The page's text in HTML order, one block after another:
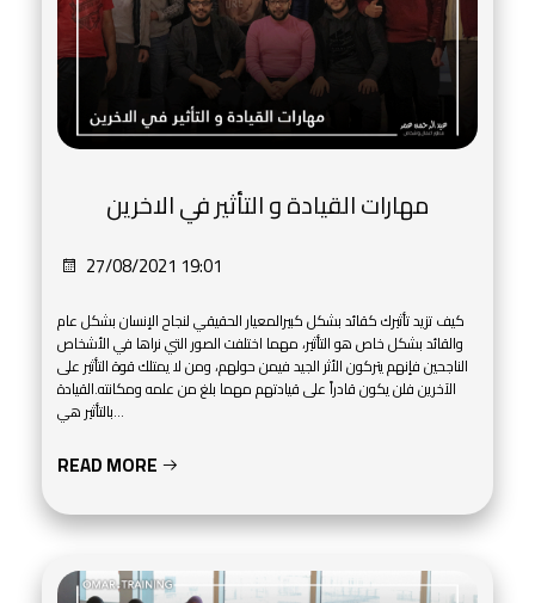
مهارات القيادة و التأثير في الاخرين
27/08/2021 19:01
كيف تزيد تأثيرك كقائد بشكل كبيرالمعيار الحقيقي لنجاح الإنسان بشكل عام
والقائد بشكل خاص هو التأثير، مهما اختلفت الصور التي نراها في الأشخاص
الناجحين فإنهم يتركون الأثر الجيد فيمن حولهم، ومن لا يمتلك قوة التأثير على
الآخرين فلن يكون قادراً على قيادتهم مهما بلغ من علمه ومكانته.القيادة
بالتأثير هي...
READ MORE